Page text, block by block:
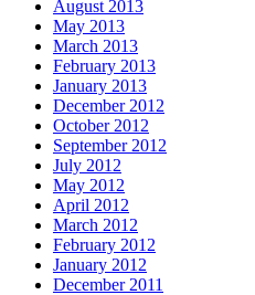
August 2013
May 2013
March 2013
February 2013
January 2013
December 2012
October 2012
September 2012
July 2012
May 2012
April 2012
March 2012
February 2012
January 2012
December 2011